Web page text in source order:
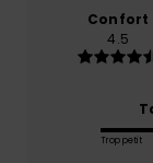
Confort
4.5
Trop petit